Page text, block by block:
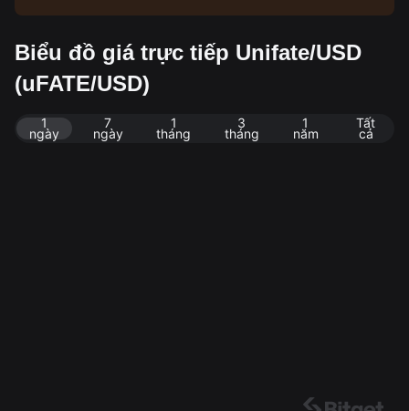
Biểu đồ giá trực tiếp Unifate/USD
(uFATE/USD)
1
ngày
7
ngày
1
tháng
3
tháng
1
năm
Tất
cả